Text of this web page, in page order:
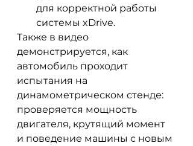
для корректной работы
системы xDrive.
Также в видео
демонстрируется, как
автомобиль проходит
испытания на
динамометрическом стенде:
проверяется мощность
двигателя, крутящий момент
и поведение машины с новым